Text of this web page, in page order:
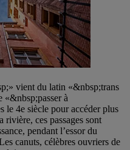
vient du latin «&nbsp;trans
à
le 4e siècle pour accéder plus
rivière, ces passages sont
pendant l’essor du
canuts, célèbres ouvriers de